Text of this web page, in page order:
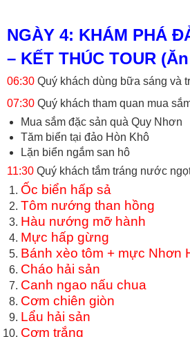
NGÀY 4: KHÁM PHÁ
– KẾT THÚC TOUR
06:30 Quý khách dùng bữa sáng và
07:30 Quý khách tham quan mua
Mua sắm đặc sản quà Quy Nhơn
Tăm biển tại đảo Hòn Khô
Lặn biển ngắm san hô
11:30 Quý khách tắm tráng nước
Ốc biển hấp sả
Tôm nướng than hồng
Hàu nướng mỡ hành
Mực hấp gừng
Bánh xèo tôm + mực Nhơn
Cháo hải sản
Canh ngao nấu chua
Cơm chiên giòn
Lẩu hải sản
Cơm trắng